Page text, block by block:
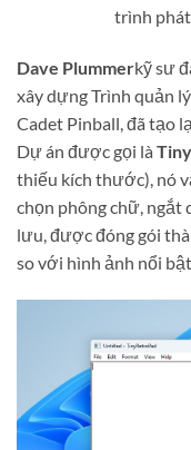
trình
Dave Plummerkỹ sư
xây dựng Trình quản
Cadet Pinball, đã tạo
Dự án được gọi là
thiếu kích thước), nó
chọn phông chữ, ngắt
lưu, được đóng gói
so với hình ảnh nổi